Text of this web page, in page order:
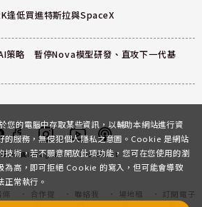
逢低買進特斯拉與SpaceX
策略 暫停Nova模型研發、直攻下一代基
粉絲團InstagramYoutubePodcast
條
合作提
聯絡我
場地租
訂閱電子
的電腦中存取某些資訊，以輔助本網站進行資
的服務，無侵犯個人隱私之意圖。Cookie 是網站
技術，若不願意開放此項功能，您可在您使用的瀏
為高，即可拒絕 Cookie 的寫入，但可能會導致
正常執行。